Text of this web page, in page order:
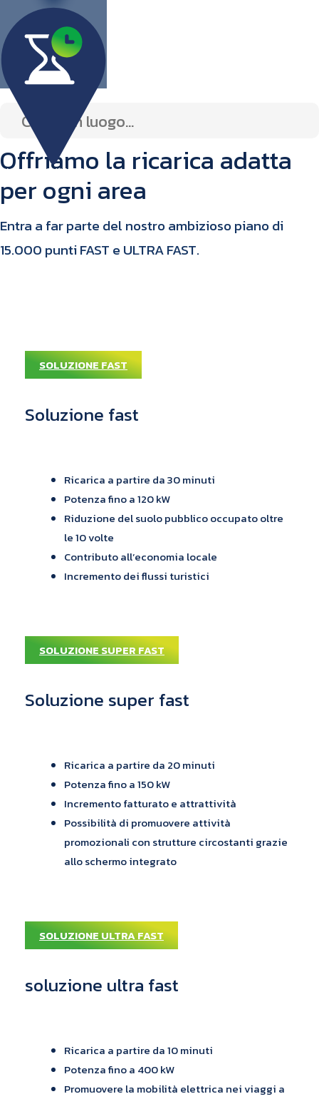
ATTIVI
IN FASE DI SVILUPPO
Offriamo la ricarica adatta
per ogni area​
Entra a far parte del nostro ambizioso piano di
15.000 punti FAST e ULTRA FAST.
SOLUZIONE FAST
Soluzione fast
Ricarica a partire da 30 minuti
Potenza fino a 120 kW
Riduzione del suolo pubblico occupato oltre
le 10 volte
Contributo all’economia locale
Incremento dei flussi turistici
SOLUZIONE SUPER FAST
Soluzione super fast
Ricarica a partire da 20 minuti
Potenza fino a 150 kW
Incremento fatturato e attrattività
Possibilità di promuovere attività
promozionali con strutture circostanti grazie
allo schermo integrato
Aree Pubbliche
SOLUZIONE ULTRA FAST
soluzione ultra fast
Ricarica a partire da 10 minuti
Potenza fino a 400 kW
Promuovere la mobilità elettrica nei viaggi a